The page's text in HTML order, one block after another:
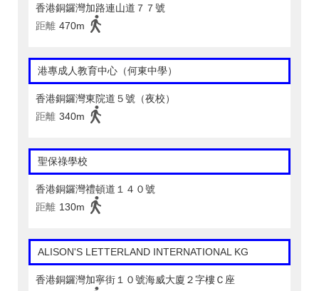
香港銅鑼灣加路連山道７７號
距離 470m
港專成人教育中心（何東中學）
香港銅鑼灣東院道５號（夜校）
距離 340m
聖保祿學校
香港銅鑼灣禮頓道１４０號
距離 130m
ALISON'S LETTERLAND INTERNATIONAL KG
香港銅鑼灣加寧街１０號海威大廈２字樓Ｃ座